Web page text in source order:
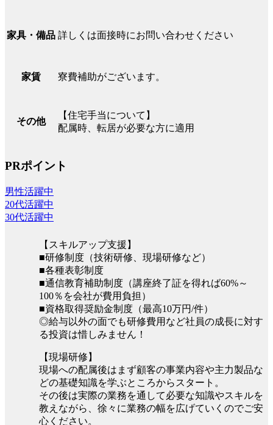
家具・備品 詳しくは面接時にお問い合わせください
家賃 寮費補助がございます。
その他
【住宅手当について】
配属時、転居が必要な方に適用
PRポイント
男性活躍中
20代活躍中
30代活躍中
【スキルアップ支援】
■研修制度（技術研修、現場研修など）
■各種表彰制度
■通信教育補助制度（講座終了証を得れば60%～
100％を会社が費用負担）
■資格取得奨励金制度（最高10万円/件）
◎給与以外の面でも研修費用など社員の成長に対す
る投資は惜しみません！
【現場研修】
現場への配属後はまず顧客の事業内容や主力製品な
どの基礎知識を学ぶところからスタート。
その後は実際の業務を通して必要な知識やスキルを
教えながら、徐々に業務の幅を広げていくのでご安
心ください。